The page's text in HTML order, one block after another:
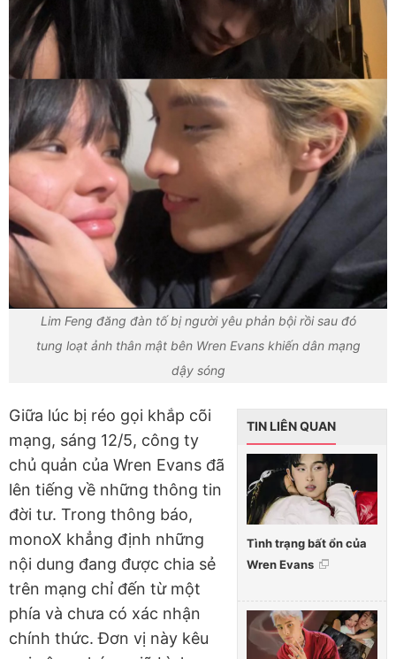
Lim Feng đăng đàn tố bị người yêu phản bội rồi sau đó
tung loạt ảnh thân mật bên Wren Evans khiến dân mạng
dậy sóng
TIN LIÊN QUAN
Tình trạng bất ổn của
Wren Evans
Giữa lúc bị réo gọi khắp cõi
mạng, sáng 12/5, công ty
chủ quản của Wren Evans đã
lên tiếng về những thông tin
đời tư. Trong thông báo,
monoX khẳng định những
nội dung đang được chia sẻ
trên mạng chỉ đến từ một
phía và chưa có xác nhận
chính thức. Đơn vị này kêu